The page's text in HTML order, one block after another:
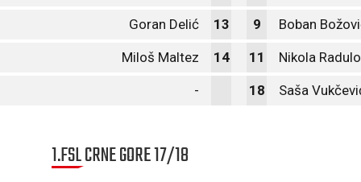
Goran Delić 13 9 Boban
Miloš Maltez 14 11 Nikola
- 18 Saša
1.FSL CRNE GORE 17/18